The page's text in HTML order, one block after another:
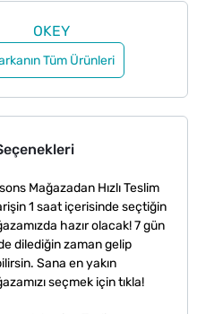
OKEY
Tüm Ürünleri
Mağazadan Hızlı Teslim
1 saat içerisinde seçtiğin
hazır olacak! 7 gün
dilediğin zaman gelip
Sana en yakın
seçmek için tıkla!